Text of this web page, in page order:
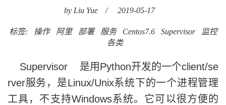
by Liu Yue / 2019-05-17
标签: 操作 阿里 部署 服务 Centos7.6 Supervisor
监控
各类
Supervisor 是用Python开发的一个client/se
rver服务，是Linux/Unix系统下的一个进程管理
工具，不支持Windows系统。它可以很方便的